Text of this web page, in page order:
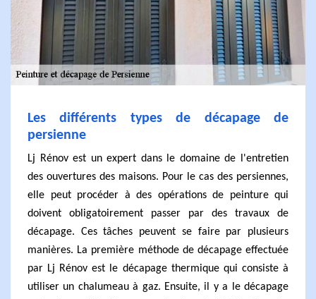
Les différents types de décapage de
persienne
Lj Rénov est un expert dans le domaine de l'entretien
des ouvertures des maisons. Pour le cas des persiennes,
elle peut procéder à des opérations de peinture qui
doivent obligatoirement passer par des travaux de
décapage. Ces tâches peuvent se faire par plusieurs
manières. La première méthode de décapage effectuée
par Lj Rénov est le décapage thermique qui consiste à
utiliser un chalumeau à gaz. Ensuite, il y a le décapage